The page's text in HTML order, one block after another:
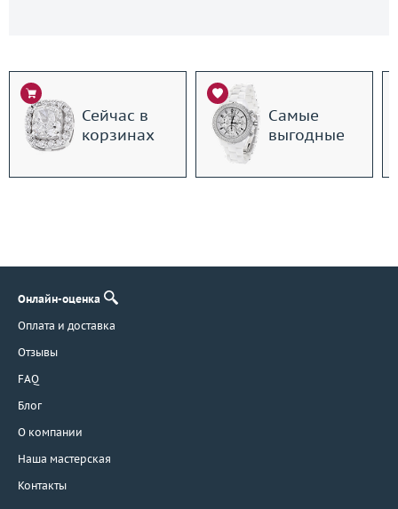
Сейчас в
корзинах
Самые
выгодные
Онлайн-оценка
Оплата и доставка
Отзывы
FAQ
Блог
О компании
Наша мастерская
Контакты